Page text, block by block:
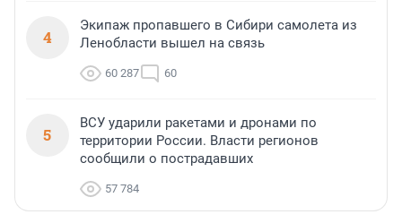
4
Экипаж пропавшего в Сибири самолета из
Ленобласти вышел на связь
60 287 60
5
ВСУ ударили ракетами и дронами по
территории России. Власти регионов
сообщили о пострадавших
57 784